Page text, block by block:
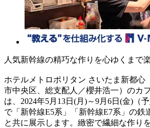
人気新幹線の精巧な作りを心ゆくまで
ホテルメトロポリタン さいたま新都心
市中央区、総支配人／櫻井浩一）のカ
は、2024年5月13日(月)～9月6日(金)（
で「新幹線E5系」「新幹線E7系」の鉄
と共に展示します。緻密で繊細な作り